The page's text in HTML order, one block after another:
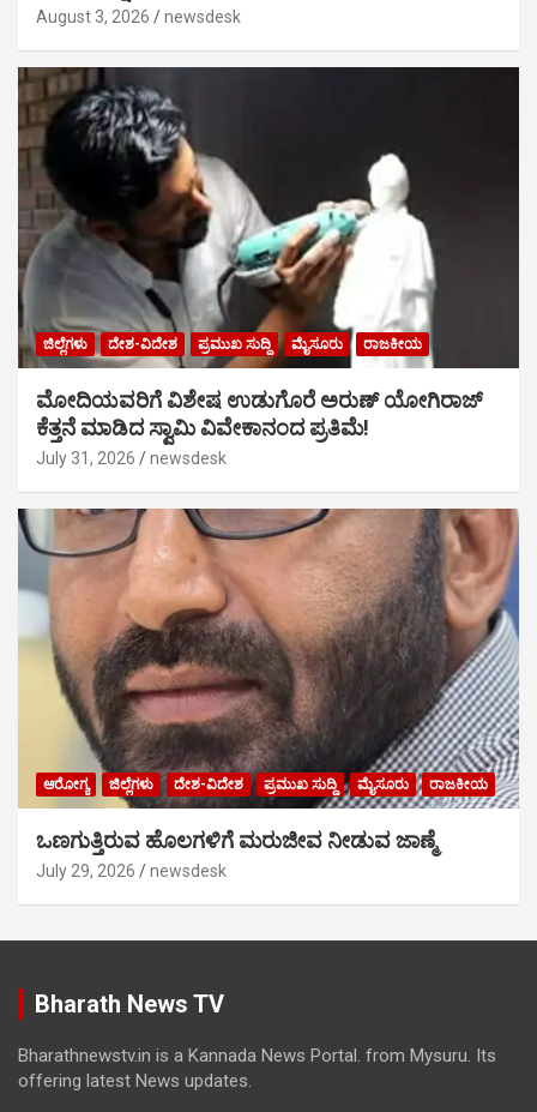
August 3, 2026 newsdesk
ಜಿಲ್ಲೆಗಳು ದೇಶ-ವಿದೇಶ ಪ್ರಮುಖ ಸುದ್ದಿ ಮೈಸೂರು ರಾಜಕೀಯ
ಮೋದಿಯವರಿಗೆ ವಿಶೇಷ ಉಡುಗೊರೆ ಅರುಣ್ ಯೋಗಿರಾಜ್
ಕೆತ್ತನೆ ಮಾಡಿದ ಸ್ವಾಮಿ ವಿವೇಕಾನಂದ ಪ್ರತಿಮೆ!
July 31, 2026 newsdesk
ಆರೋಗ್ಯ ಜಿಲ್ಲೆಗಳು ದೇಶ-ವಿದೇಶ ಪ್ರಮುಖ ಸುದ್ದಿ ಮೈಸೂರು ರಾಜಕೀಯ
ಒಣಗುತ್ತಿರುವ ಹೊಲಗಳಿಗೆ ಮರುಜೀವ ನೀಡುವ ಜಾಣ್ಮೆ
July 29, 2026 newsdesk
Bharath News TV
Bharathnewstv.in is a Kannada News Portal. from Mysuru. Its
offering latest News updates.